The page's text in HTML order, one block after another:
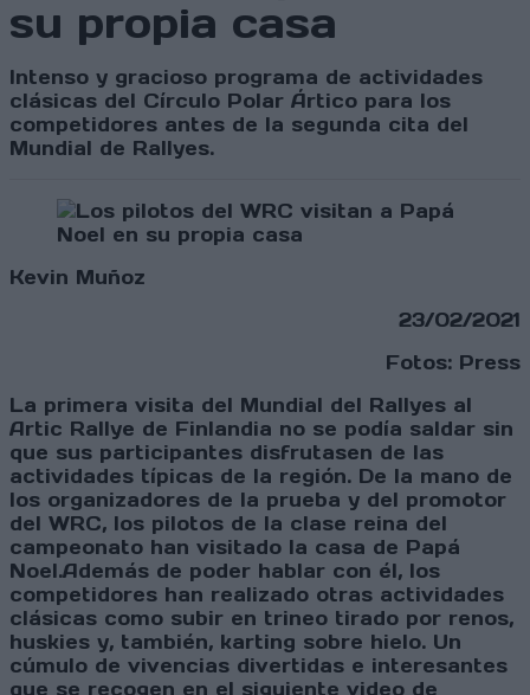
su propia casa
Intenso y gracioso programa de actividades
clásicas del Círculo Polar Ártico para los
competidores antes de la segunda cita del
Mundial de Rallyes.
Kevin Muñoz
23/02/2021
Fotos: Press
La primera visita del Mundial del Rallyes al
Artic Rallye de Finlandia no se podía saldar sin
que sus participantes disfrutasen de las
actividades típicas de la región. De la mano de
los organizadores de la prueba y del promotor
del WRC, los pilotos de la clase reina del
campeonato han visitado la casa de Papá
Noel.Además de poder hablar con él, los
competidores han realizado otras actividades
clásicas como subir en trineo tirado por renos,
huskies y, también, karting sobre hielo. Un
cúmulo de vivencias divertidas e interesantes
que se recogen en el siguiente video de